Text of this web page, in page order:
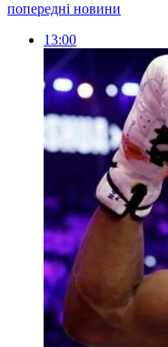
попередні новини
13:00